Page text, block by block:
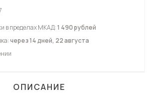
в пределах МКАД:1 490 рублей
через 14 дней, 22 августа
ОПИСАНИЕ